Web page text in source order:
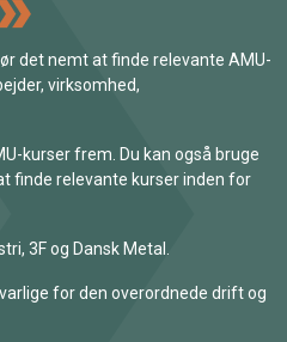
det nemt at finde relevante AMU-
virksomhed,
kurser frem. Du kan også bruge
finde relevante kurser inden for
3F og Dansk Metal.
for den overordnede drift og